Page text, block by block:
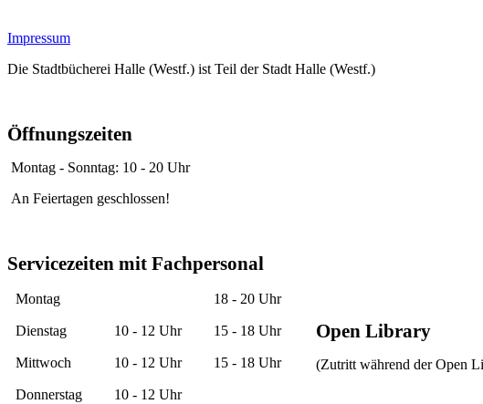
Impressum
Die Stadtbücherei Halle (Westf.) ist Teil der Stadt Halle (Westf.)
Öffnungszeiten
Montag - Sonntag: 10 - 20 Uhr
An Feiertagen geschlossen!
Servicezeiten mit Fachpersonal
Montag 18 - 20 Uhr
Dienstag 10 - 12 Uhr 15 - 18 Uhr
Mittwoch 10 - 12 Uhr 15 - 18 Uhr
Donnerstag 10 - 12 Uhr
Open Library
(Zutritt während der Open